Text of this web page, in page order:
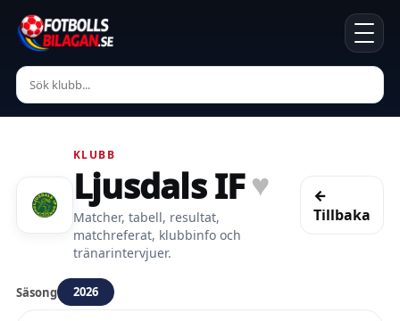
KLUBB
Ljusdals IF ♥
Matcher, tabell, resultat,
matchreferat, klubbinfo och
tränarintervjuer.
←
Tillbaka
Säsong 2026